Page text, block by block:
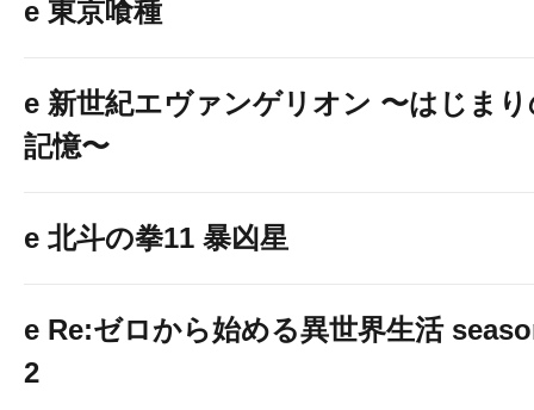
e 東京喰種
e 新世紀エヴァンゲリオン 〜はじま
記憶〜
e 北斗の拳11 暴凶星
e Re:ゼロから始める異世界生活
2